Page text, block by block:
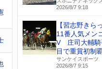
2026/8/7 9:18
【習志野きら
11番人気メン
V 庄司大輔騎
目で重賞初制
サンケイスポーツ
2026/8/7 9:15